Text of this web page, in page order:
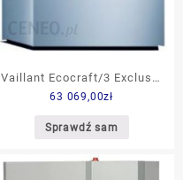
Vaillant Ecocraft/3 Exclusiv
Vkk 1606/3-E 0010014132
63 069,00zł
Sprawdź sam